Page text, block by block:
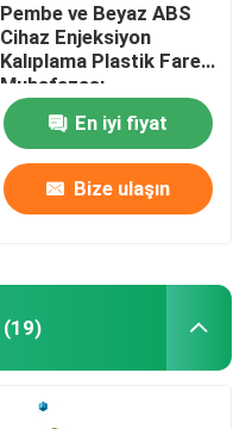
Pembe ve Beyaz ABS
Cihaz Enjeksiyon
Kalıplama Plastik Fare
Muhafazası
En iyi fiyat
Bize ulaşın
(19)